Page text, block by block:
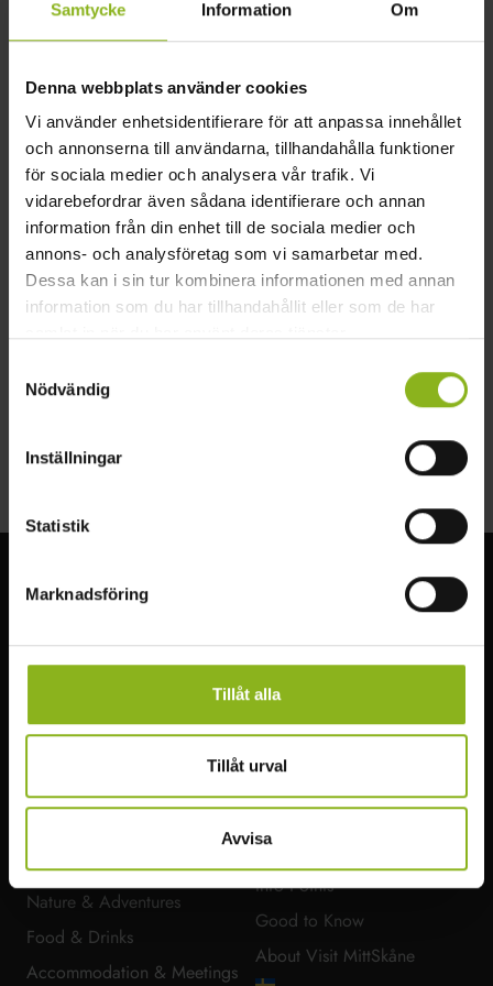
Samtycke Information Om
Denna webbplats använder cookies
Vi använder enhetsidentifierare för att anpassa innehållet
och annonserna till användarna, tillhandahålla funktioner
för sociala medier och analysera vår trafik. Vi
vidarebefordrar även sådana identifierare och annan
information från din enhet till de sociala medier och
annons- och analysföretag som vi samarbetar med.
Dessa kan i sin tur kombinera informationen med annan
information som du har tillhandahållit eller som de har
Nödvändig
Inställningar
Statistik
Marknadsföring
Tillåt alla
Tillåt urval
Avvisa
guidad tur Lugn och ro mindfulness
naturnära
skogsbad Stillhet
Spara Dela
forceofnature.nu
info@forceofnature.nu
Mysingen
https://www.skanetrafiken.se
Visit MittSkåne
Experience the wonderful nature of Central Skåne. Hike through the
beech forests, visit castles, fish, swim, or paddle in the lakes.
Read More
To Do
Nature & Adventures
Food & Drinks
Accommodation & Meetings
Get Around
Info Points
Good to Know
About Visit MittSkåne